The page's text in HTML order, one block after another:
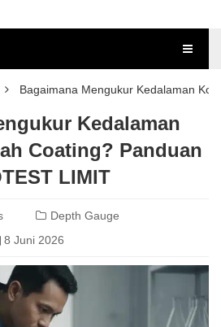
Bagaimana Mengukur Kedalaman
Kedalaman
Coating? Panduan
LIMIT
Depth Gauge
8 Juni 2026